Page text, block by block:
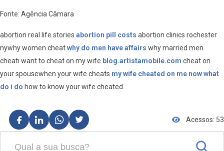
Fonte: Agência Câmara
abortion real life stories abortion pill costs abortion clinics rochester
nywhy women cheatwhy do men have affairs why married men
cheati want to cheat on my wife blog.artistamobile.com cheat on
your spousewhen your wife cheats my wife cheated on me now what
do i do how to know your wife cheated
Acessos: 53